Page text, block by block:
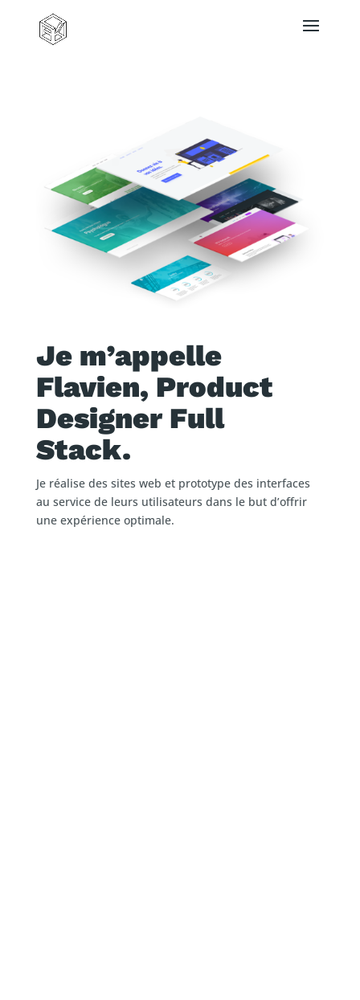
Je m’appelle
Flavien, Product
Designer Full
Stack.
Je réalise des sites web et prototype des interfaces
au service de leurs utilisateurs dans le but d’offrir
une expérience optimale.